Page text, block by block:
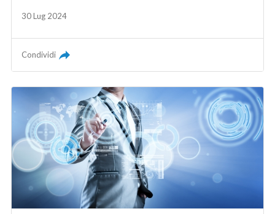
30 Lug 2024
Condividi